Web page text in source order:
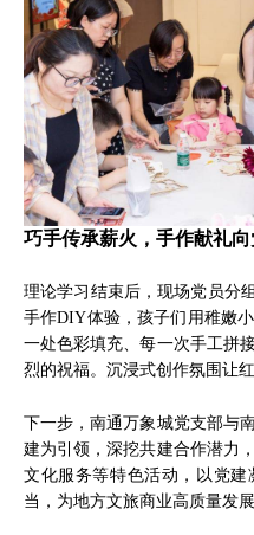
巧手传承薪火，手作献礼向
理论学习结束后，现场党员分
手作DIY体验，孩子们用稚嫩
一处色彩填充、每一次手工拼
烈的祝福。沉浸式创作氛围让
下一步，南通万象城党支部与
建为引领，深挖共建合作潜力
文化服务等特色活动，以党
当，为地方文旅商业高质量发